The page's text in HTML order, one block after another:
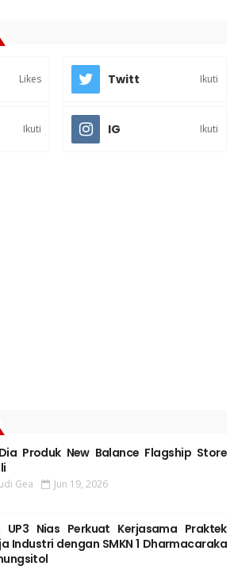
Likes Twitt Ikuti
Ikuti IG Ikuti
Produk New Balance Flagship Store
Gea Jun 19, 2026
UP3 Nias Perkuat Kerjasama Praktek
Industri dengan SMKN 1 Dharmacaraka